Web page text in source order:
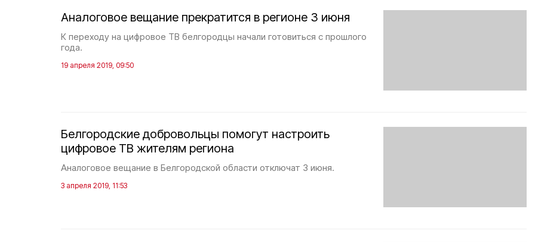
Аналоговое вещание прекратится в регионе 3 июня
К переходу на цифровое ТВ белгородцы начали готовиться с прошлого
года.
19 апреля 2019, 09:50
Белгородские добровольцы помогут настроить
цифровое ТВ жителям региона
Аналоговое вещание в Белгородской области отключат 3 июня.
3 апреля 2019, 11:53